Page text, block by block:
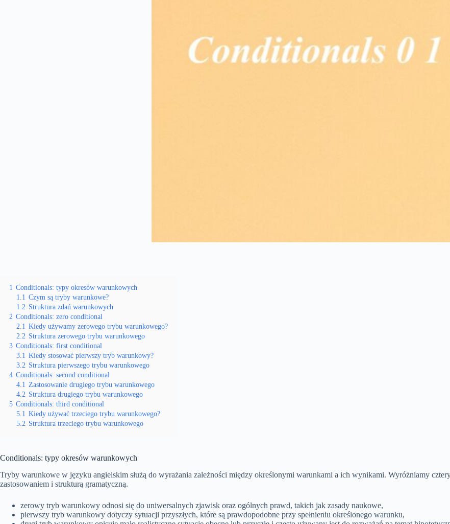
1 Conditionals: typy okresów warunkowych
1.1 Czym są tryby warunkowe?
1.2 Struktura zdań warunkowych
2 Conditionals: zero conditional
2.1 Kiedy używamy zerowego trybu warunkowego?
2.2 Struktura zerowego trybu warunkowego
3 Conditionals: first conditional
3.1 Kiedy stosować pierwszy tryb warunkowy?
3.2 Struktura pierwszego trybu warunkowego
4 Conditionals: second conditional
4.1 Zastosowanie drugiego trybu warunkowego
4.2 Struktura drugiego trybu warunkowego
5 Conditionals: third conditional
5.1 Kiedy używać trzeciego trybu warunkowego?
5.2 Struktura trzeciego trybu warunkowego
Conditionals: typy okresów warunkowych
Tryby warunkowe w języku angielskim służą do wyrażania zależności między określonymi warunkami a ich wynikami. Wyróżniamy
zastosowaniem i strukturą gramatyczną.
zerowy tryb warunkowy odnosi się do uniwersalnych zjawisk oraz ogólnych prawd, takich jak zasady naukowe,
pierwszy tryb warunkowy dotyczy sytuacji przyszłych, które są prawdopodobne przy spełnieniu określonego warunku,